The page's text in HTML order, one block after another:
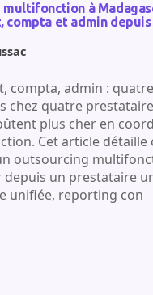
à
compta et admin
compta, admin :
chez quatre
plus cher en
Cet article détaille
outsourcing
depuis un prestataire
unifiée, reporting con